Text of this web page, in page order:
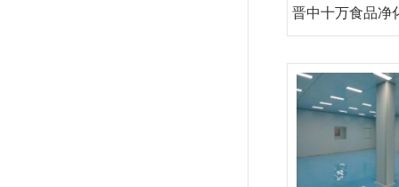
晋中十万食品净